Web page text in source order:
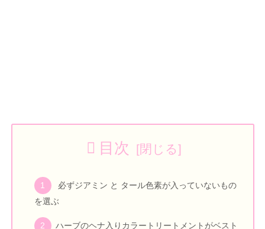
目次
必ずジアミン と タール色素が入っていないもの
を選ぶ
ハーブのヘナ入りカラートリートメントがベスト